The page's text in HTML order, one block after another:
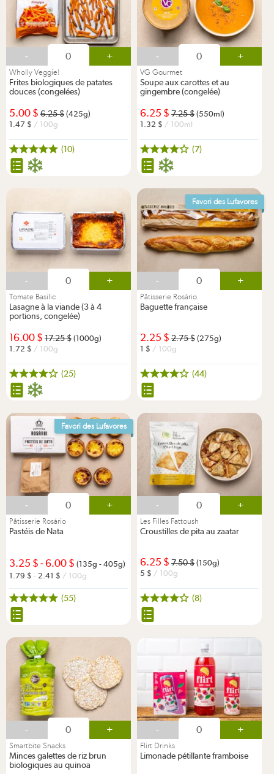
- +
Wholly Veggie!
Frites biologiques de patates
douces (congelées)
5.00 6.25
(425g)
1.47
/ 100g
(10)
- +
VG Gourmet
Soupe aux carottes et au
gingembre (congelée)
6.25 7.25
(550ml)
1.32
/ 100ml
(7)
- +
Tomate Basilic
Lasagne à la viande (3 à 4
portions, congelée)
16.00 17.25
(1000g)
1.72
/ 100g
(25)
Favori des Lufavores
- +
Pâtisserie Rosário
Baguette française
2.25 2.75
(275g)
1
/ 100g
(44)
Favori des Lufavores
- +
Pâtisserie Rosário
Pastéis de Nata
3.25 -6.00
(135g - 405g)
1.79
- 2.41 / 100g
(55)
- +
Les Filles Fattoush
Croustilles de pita au zaatar
6.25 7.50
(150g)
5
/ 100g
(8)
- +
Smartbite Snacks
Minces galettes de riz brun
biologiques au quinoa
- +
Flirt Drinks
Limonade pétillante framboise